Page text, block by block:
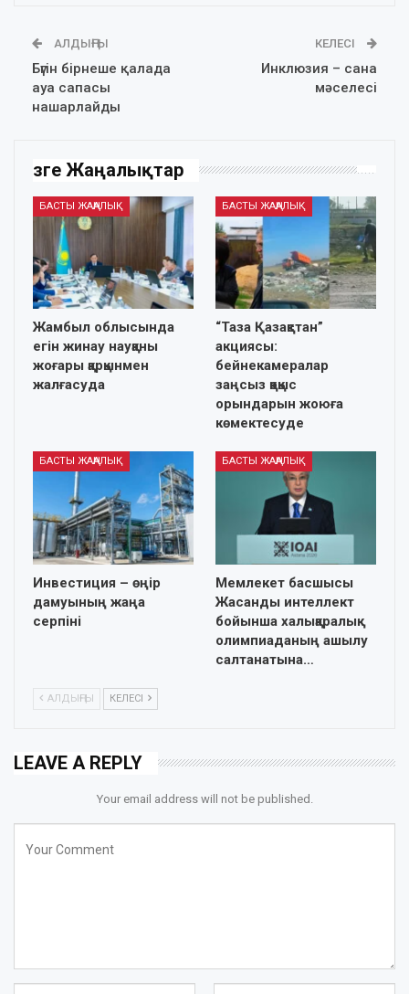
АЛДЫҢҒЫ
Бүгін бірнеше қалада
ауа сапасы
нашарлайды
КЕЛЕСІ
Инклюзия – сана
мәселесі
Өзге Жаңалықтар
БАСТЫ ЖАҢАЛЫҚ
Жамбыл облысында
егін жинау науқаны
жоғары қарқынмен
жалғасуда
БАСТЫ ЖАҢАЛЫҚ
“Таза Қазақстан”
акциясы:
бейнекамералар
заңсыз қоқыс
орындарын жоюға
көмектесуде
БАСТЫ ЖАҢАЛЫҚ
Инвестиция – өңір
дамуының жаңа
серпіні
БАСТЫ ЖАҢАЛЫҚ
Мемлекет басшысы
Жасанды интеллект
бойынша халықаралық
олимпиаданың ашылу
салтанатына…
АЛДЫҢҒЫ КЕЛЕСІ
LEAVE A REPLY
Your email address will not be published.